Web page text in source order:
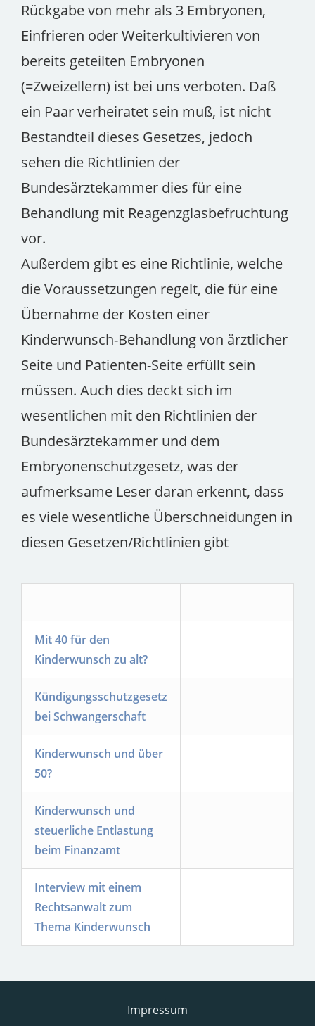
Rückgabe von mehr als 3 Embryonen,
Einfrieren oder Weiterkultivieren von
bereits geteilten Embryonen
(=Zweizellern) ist bei uns verboten. Daß
ein Paar verheiratet sein muß, ist nicht
Bestandteil dieses Gesetzes, jedoch
sehen die Richtlinien der
Bundesärztekammer dies für eine
Behandlung mit Reagenzglasbefruchtung
vor.
Außerdem gibt es eine Richtlinie, welche
die Voraussetzungen regelt, die für eine
Übernahme der Kosten einer
Kinderwunsch-Behandlung von ärztlicher
Seite und Patienten-Seite erfüllt sein
müssen. Auch dies deckt sich im
wesentlichen mit den Richtlinien der
Bundesärztekammer und dem
Embryonenschutzgesetz, was der
aufmerksame Leser daran erkennt, dass
es viele wesentliche Überschneidungen in
diesen Gesetzen/Richtlinien gibt
Mit 40 für den
Kinderwunsch zu alt?
Kündigungsschutzgesetz
bei Schwangerschaft
Kinderwunsch und über
50?
Kinderwunsch und
steuerliche Entlastung
beim Finanzamt
Interview mit einem
Rechtsanwalt zum
Thema Kinderwunsch
Impressum